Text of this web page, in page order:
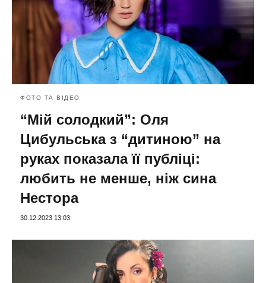
ФОТО ТА ВІДЕО
“Мій солодкий”: Оля
Цибульська з “дитиною” на
руках показала її публіці:
любить не менше, ніж сина
Нестора
30.12.2023 13:03